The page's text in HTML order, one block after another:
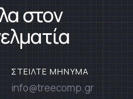
στον
ΣΤΕΙΛΤΕ ΜΗΝΥΜΑ
info@treecomp.gr